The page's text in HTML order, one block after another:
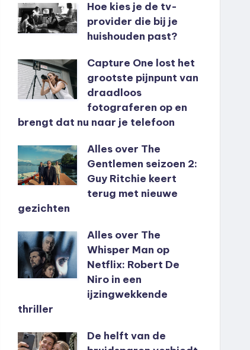
Hoe kies je de tv-
provider die bij je
huishouden past?
Capture One lost het
grootste pijnpunt van
draadloos
fotograferen op en
brengt dat nu naar je telefoon
Alles over The
Gentlemen seizoen 2:
Guy Ritchie keert
terug met nieuwe
gezichten
Alles over The
Whisper Man op
Netflix: Robert De
Niro in een
ijzingwekkende
thriller
De helft van de